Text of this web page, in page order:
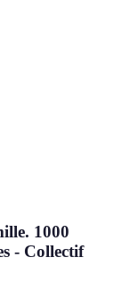
1000
- Collectif